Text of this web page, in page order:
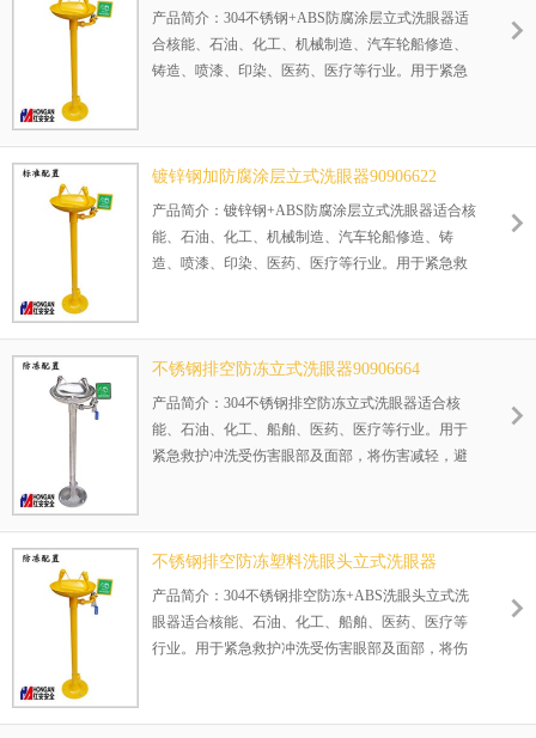
林诚信锅炉辅机制造有限公司等等
产品简介：304不锈钢+ABS防腐涂层立式洗眼器适
合核能、石油、化工、机械制造、汽车轮船修造、
铸造、喷漆、印染、医药、医疗等行业。用于紧急
正在使用该产品的部分客户：江苏海安石油化工
厂、江苏禾本生化有限公司等等
镀锌钢加防腐涂层立式洗眼器90906622
产品简介：镀锌钢+ABS防腐涂层立式洗眼器适合核
能、石油、化工、机械制造、汽车轮船修造、铸
造、喷漆、印染、医药、医疗等行业。用于紧急救
正在使用该产品的部分客户：库车中原石油化工、
盘锦瑞德化工有限公司等等
不锈钢排空防冻立式洗眼器90906664
产品简介：304不锈钢排空防冻立式洗眼器适合核
能、石油、化工、船舶、医药、医疗等行业。用于
紧急救护冲洗受伤害眼部及面部，将伤害减轻，避
正在使用该产品的部分客户：
山东中农民昌化学工业有限公司、北京峰业子公司
等等
不锈钢排空防冻塑料洗眼头立式洗眼器
90906664-A
产品简介：304不锈钢排空防冻+ABS洗眼头立式洗
眼器适合核能、石油、化工、船舶、医药、医疗等
行业。用于紧急救护冲洗受伤害眼部及面部，将伤
装使用。